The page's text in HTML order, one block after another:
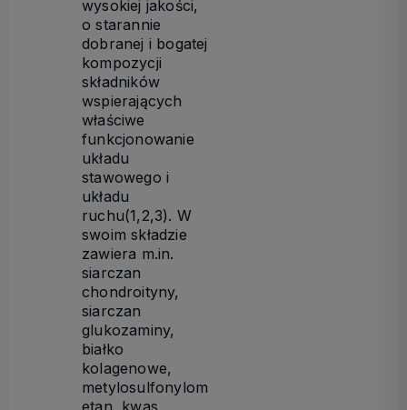
wysokiej jakości,
o starannie
dobranej i bogatej
kompozycji
składników
wspierających
właściwe
funkcjonowanie
układu
stawowego i
układu
ruchu(1,2,3). W
swoim składzie
zawiera m.in.
siarczan
chondroityny,
siarczan
glukozaminy,
białko
kolagenowe,
metylosulfonylom
etan, kwas